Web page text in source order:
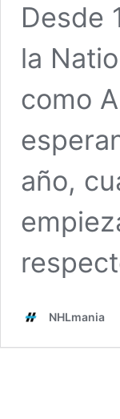
Desde
la
como
año,
NHLmania